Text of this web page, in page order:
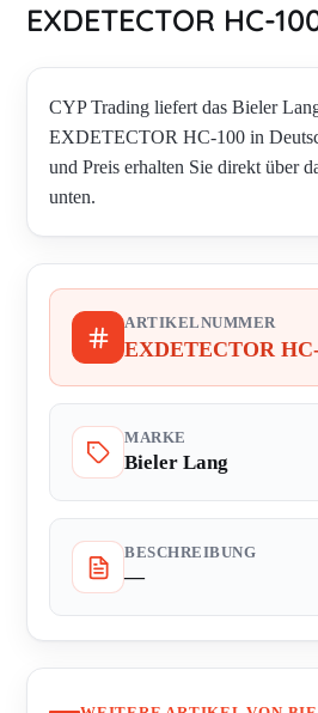
EXDETECTOR HC-
CYP Trading liefert das Bieler
EXDETECTOR HC-100 in
und Preis erhalten Sie direkt über
unten.
ARTIKELNUMMER
EXDETECTOR
MARKE
Bieler Lang
BESCHREIBUNG
—